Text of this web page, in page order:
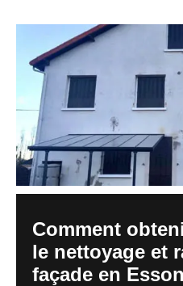
Comment
le nettoyage et
façade en